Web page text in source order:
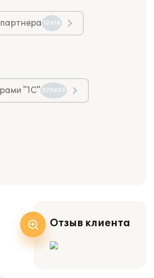
12616
"1С" 575825
Отзыв клиента